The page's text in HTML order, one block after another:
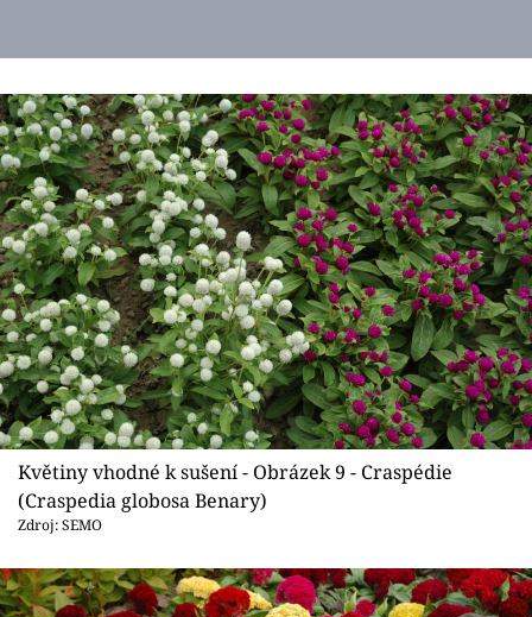
Květiny vhodné k sušení - Obrázek 9 - Craspédie
(Craspedia globosa Benary)
Zdroj: SEMO